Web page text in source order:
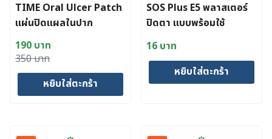
TIME Oral Ulcer Patch
แผ่นปิดแผลในปาก
350บาท
Original
price
190 บาท
Current
price
หยิบใส่ตะกร้า
SOS Plus E5 พลาสเตอร์
ปิดตา แบบพร้อมใช้
16 บาท
หยิบใส่ตะกร้า